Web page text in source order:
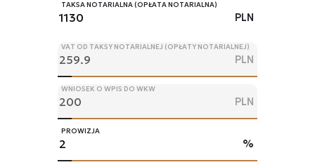
TAKSA NOTARIALNA (OPŁATA NOTARIALNA)
PLN
VAT OD TAKSY NOTARIALNEJ (OPŁATY NOTARIALNEJ)
PLN
WNIOSEK O WPIS DO WKW
PLN
PROWIZJA
%